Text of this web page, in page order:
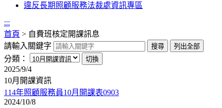
違反長期照顧服務法裁處資訊專區
:::
首頁 > 自費班核定開課訊息
請輸入關鍵字
分類：
2025/9/4
10月開課資訊
114年照顧服務員10月開課表0903
2024/10/8